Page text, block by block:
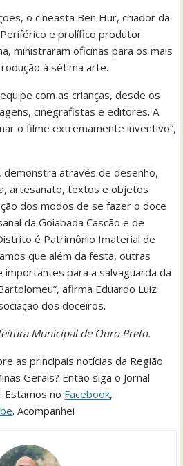
o cineasta Ben Hur, criador da
e prolífico produtor
ministraram oficinas para os mais
à sétima arte.
com as crianças, desde os
cinegrafistas e editores. A
o filme extremamente inventivo”,
demonstra através de desenho,
artesanato, textos e objetos
dos modos de se fazer o doce
da Goiabada Cascão e de
é Patrimônio Imaterial de
que além da festa, outras
para a salvaguarda da
afirma Eduardo Luiz
dos doceiros.
Municipal de Ouro Preto.
as principais notícias da Região
Gerais? Então siga o Jornal
Estamos no Facebook,
. Acompanhe!